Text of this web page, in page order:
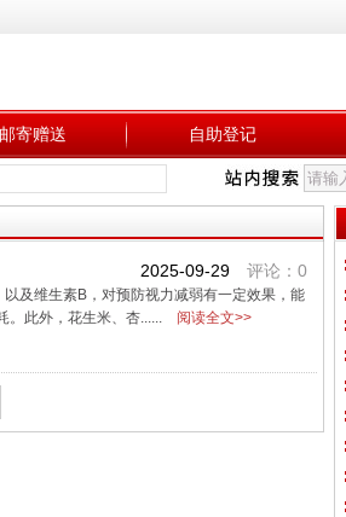
邮寄赠送 自助登记
2025-09-29评论：0
及维生素B，对预防视力减弱有一定效果，能
。此外，花生米、杏......
阅读全文>>